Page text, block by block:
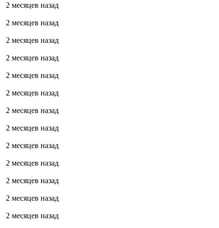
2 месяцев назад
2 месяцев назад
2 месяцев назад
2 месяцев назад
2 месяцев назад
2 месяцев назад
2 месяцев назад
2 месяцев назад
2 месяцев назад
2 месяцев назад
2 месяцев назад
2 месяцев назад
2 месяцев назад